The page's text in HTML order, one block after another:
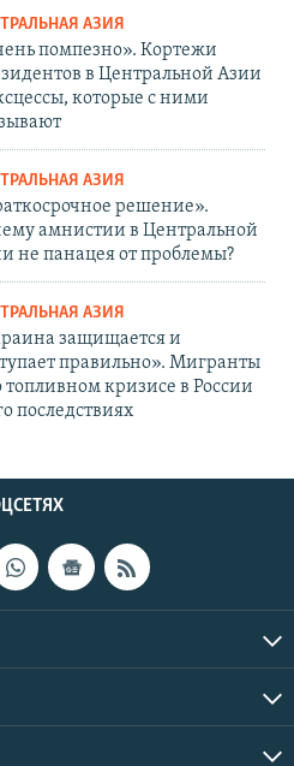
АЗИЯ
помпезно». Кортежи
в Центральной Азии
которые с ними
АЗИЯ
решение».
амнистии в Центральной
не панацея от проблемы?
АЗИЯ
защищается и
правильно». Мигранты
кризисе в России
последствиях